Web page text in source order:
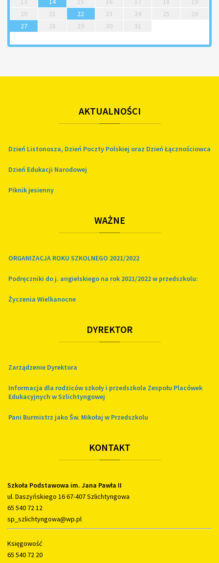
20
21 22 23 24 25
26
27
28 29 30 31
AKTUALNOŚCI
Dzień Listonosza, Dzień Poczty Polskiej oraz Dzień Łącznościowca
Dzień Edukacji Narodowej
Piknik jesienny
WAŻNE
ORGANIZACJA ROKU SZKOLNEGO 2021/2022
Podręczniki do j. angielskiego na rok 2021/2022 w przedszkolu:
Życzenia Wielkanocne
DYREKTOR
Zarządzenie Dyrektora
Informacja dla rodziców szkoły i przedszkola Zespołu Placówek
Edukacyjnych w Szlichtyngowej
Pani Burmistrz jako Św. Mikołaj w Przedszkolu
KONTAKT
Szkoła Podstawowa im. Jana Pawła II
ul. Daszyńskiego 16 67-407 Szlichtyngowa
65 540 72 12
sp_szlichtyngowa@wp.pl
Księgowość
65 540 72 20